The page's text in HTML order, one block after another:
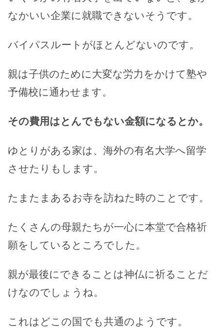
なかいい企業に就職できないそうです。
バイパスルートがほとんどないのです。
親は子供のために大変な労力をかけて塾や
予備校に通わせます。
その費用はとんでもない金額になるとか。
ゆとりがある家は、海外の有名大学へ留学
させたりもします。
たまたまあるお寺を訪ねた時のことです。
たくさんの母親たちが一心に本堂で合格祈
願をしているところでした。
親が最後にできることは神仏に祈ることだ
けなのでしょうね。
これはどこの国でも共通のようです。